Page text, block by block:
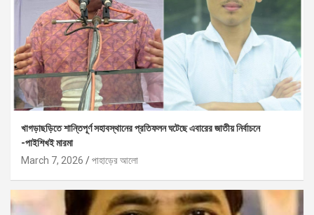
খাগড়াছড়িতে শান্তিপূর্ণ সহাবস্থানের প্রতিফলন ঘটেছে এবারের জাতীয় নির্বাচনে
-পাইশিখই মারমা
March 7, 2026
পাহাড়ের আলো